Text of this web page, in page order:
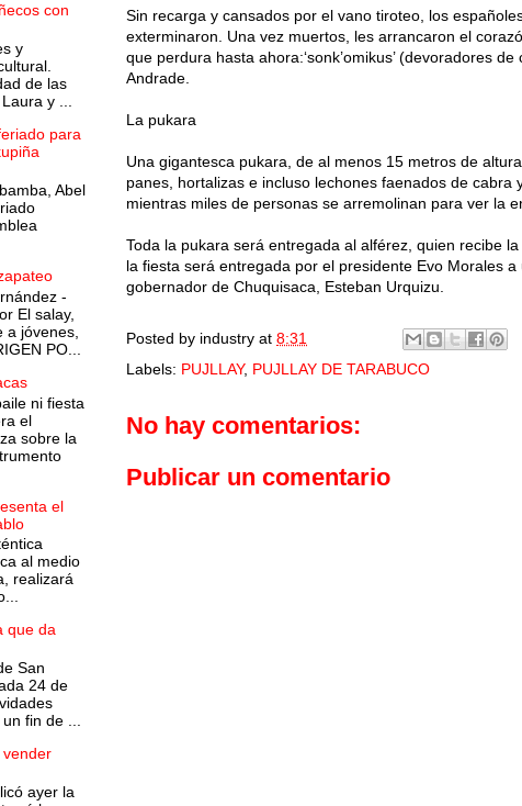
Sin recarga y cansados por el vano tiroteo, los
exterminaron. Una vez muertos, les arrancaron el
que perdura hasta ahora:‘sonk’omikus’ (devoradores
Andrade.
La pukara
Una gigantesca pukara, de al menos 15 metros de
panes, hortalizas e incluso lechones faenados de
mientras miles de personas se arremolinan para ver la
Toda la pukara será entregada al alférez, quien recibe
la fiesta será entregada por el presidente Evo Morales
gobernador de Chuquisaca, Esteban Urquizu.
Posted by industry at 8:31
Labels: PUJLLAY, PUJLLAY DE TARABUCO
No hay comentarios:
Publicar un comentario
con
y
de las
y ...
para
Abel
-
El salay,
a jóvenes,
PO...
ni fiesta
el
sobre la
el
al medio
realizará
que da
San
24 de
fin de ...
vender
ayer la